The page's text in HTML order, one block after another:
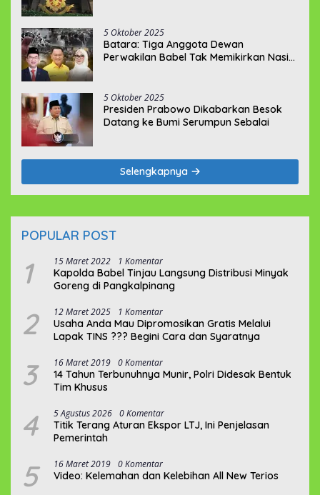
5 Oktober 2025
Batara: Tiga Anggota Dewan
Perwakilan Babel Tak Memikirkan Nasib
5 Oktober 2025
Presiden Prabowo Dikabarkan Besok
Datang ke Bumi Serumpun Sebalai
Selengkapnya
POPULAR POST
1 15 Maret 2022 1 Komentar
Kapolda Babel Tinjau Langsung Distribusi Minyak
Goreng di Pangkalpinang
2 12 Maret 2025 1 Komentar
Usaha Anda Mau Dipromosikan Gratis Melalui
Lapak TINS ??? Begini Cara dan Syaratnya
3 16 Maret 2019 0 Komentar
14 Tahun Terbunuhnya Munir, Polri Didesak Bentuk
Tim Khusus
4 5 Agustus 2026 0 Komentar
Titik Terang Aturan Ekspor LTJ, Ini Penjelasan
Pemerintah
5 16 Maret 2019 0 Komentar
Video: Kelemahan dan Kelebihan All New Terios